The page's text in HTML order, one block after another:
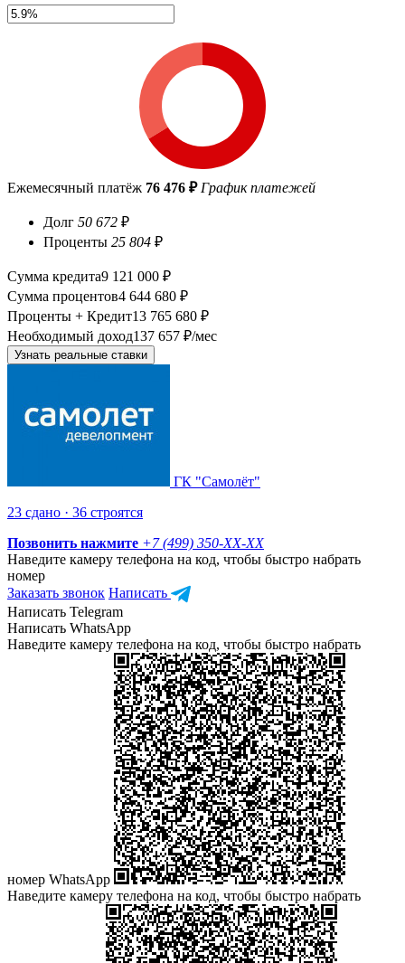
Ежемесячный платёж 76 476 ₽ График платежей
Долг 50 672 ₽
Проценты 25 804 ₽
Сумма кредита9 121 000 ₽
Сумма процентов4 644 680 ₽
Проценты + Кредит13 765 680 ₽
Необходимый доход137 657 ₽/мес
Узнать реальные ставки
ГК "Самолёт"
23 сдано · 36 строятся
Позвонить нажмите +7 (499) 350-XX-XX
Наведите камеру телефона на код, чтобы быстро набрать
номер
Заказать звонок Написать
Написать Telegram
Написать WhatsApp
Наведите камеру телефона на код, чтобы быстро набрать
номер WhatsApp
Наведите камеру телефона на код, чтобы быстро набрать